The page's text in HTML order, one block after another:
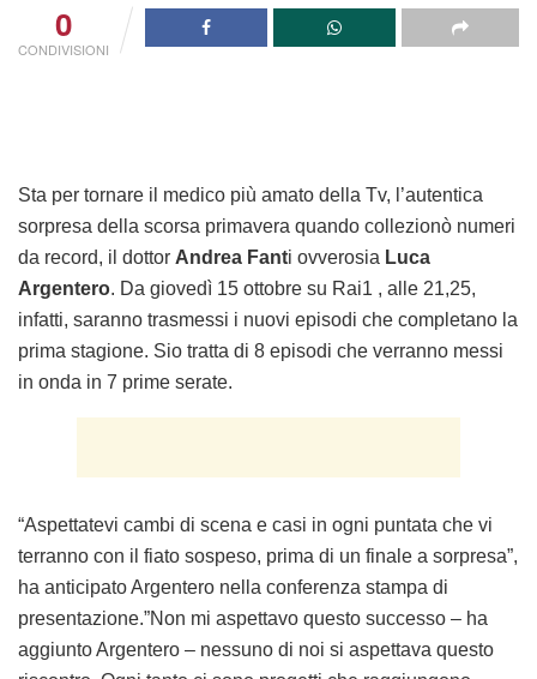
0
CONDIVISIONI
Sta per tornare il medico più amato della Tv, l’autentica
sorpresa della scorsa primavera quando collezionò numeri
da record, il dottor Andrea Fanti ovverosia Luca
Argentero. Da giovedì 15 ottobre su Rai1 , alle 21,25,
infatti, saranno trasmessi i nuovi episodi che completano la
prima stagione. Sio tratta di 8 episodi che verranno messi
in onda in 7 prime serate.
“Aspettatevi cambi di scena e casi in ogni puntata che vi
terranno con il fiato sospeso, prima di un finale a sorpresa”,
ha anticipato Argentero nella conferenza stampa di
presentazione.”Non mi aspettavo questo successo – ha
aggiunto Argentero – nessuno di noi si aspettava questo